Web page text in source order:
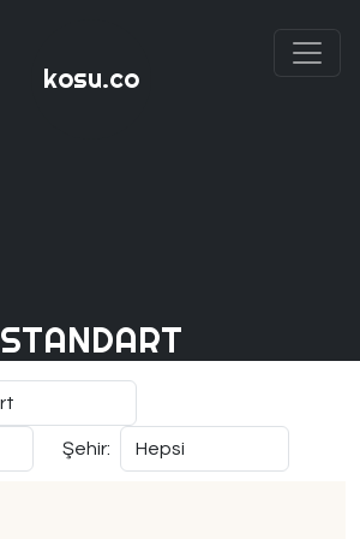
kosu.co
STANDART
Şehir: